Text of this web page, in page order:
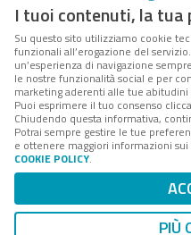
Forumpa.itè una
presso Registro della
Reg. n. 182 del 2 maggio
FPA s.r.l. è
Coordinamento da parte
è un'azienda certificata
Codice Fiscale/Partita IVA
n.
I tuoi contenuti, la tua
Su questo sito utilizziamo cookie
funzionali all’erogazione del
un’esperienza di navigazione
le nostre funzionalità social e per
marketing aderenti alle tue
Puoi esprimere il tuo consenso
Chiudendo questa informativa,
Potrai sempre gestire le tue
e ottenere maggiori informazioni
COOKIE POLICY.
PIÙ